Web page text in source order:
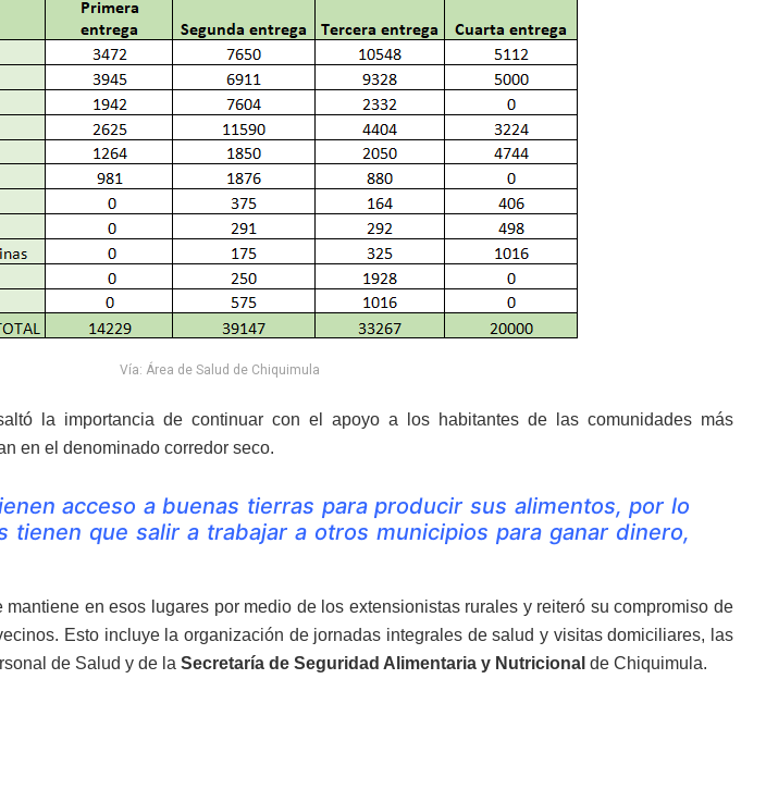
Vía: Área de Salud de Chiquimula
la importancia de continuar con el apoyo a los habitantes de las comunidades más
en el denominado corredor seco.
acceso a buenas tierras para producir sus alimentos, por lo
tienen que salir a trabajar a otros municipios para ganar dinero,
en esos lugares por medio de los extensionistas rurales y reiteró su compromiso de
Esto incluye la organización de jornadas integrales de salud y visitas domiciliares, las
de Salud y de la Secretaría de Seguridad Alimentaria y Nutricional de Chiquimula.